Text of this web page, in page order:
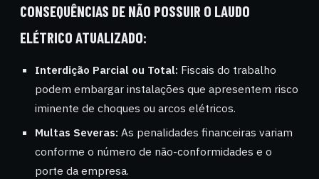
CONSEQUÊNCIAS DE NÃO POSSUIR O LAUDO
ELÉTRICO ATUALIZADO:
Interdição Parcial ou Total: Fiscais do trabalho
podem embargar instalações que apresentem risco
iminente de choques ou arcos elétricos.
Multas Severas: As penalidades financeiras variam
conforme o número de não-conformidades e o
porte da empresa.